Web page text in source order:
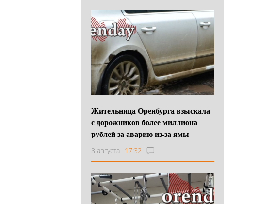
Жительница Оренбурга взыскала
с дорожников более миллиона
рублей за аварию из-за ямы
8 августа 17:32